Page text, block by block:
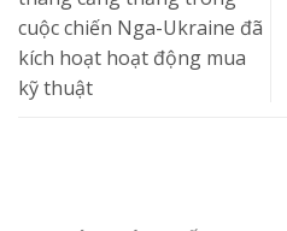
cuộc chiến Nga-Ukraine đã
kích hoạt hoạt động mua
kỹ thuật